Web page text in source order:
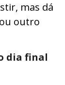
mas dá
outro
dia final